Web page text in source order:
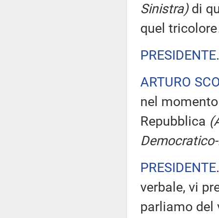
Sinistra)di
quel
PRESIDENTE
ARTURO
nel
Repubblica
PRESIDENTE
verbale, vi
parliamo del